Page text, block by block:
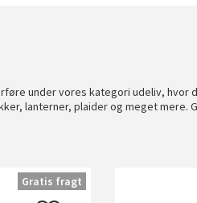
under vores kategori udeliv, hvor
lanterner, plaider og meget mere.
Gratis fragt